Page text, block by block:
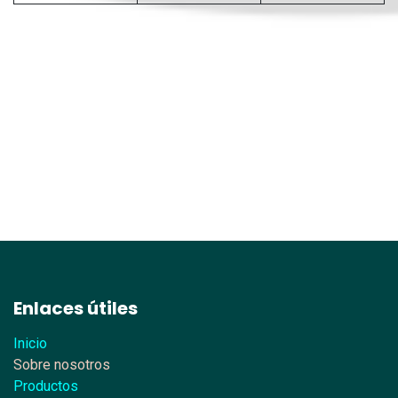
Enlaces útiles
Inicio
Sobre nosotros
Productos